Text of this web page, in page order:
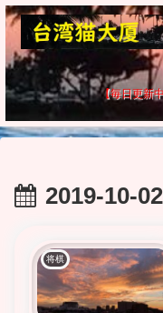
【毎日更新
2019-10-02
将棋